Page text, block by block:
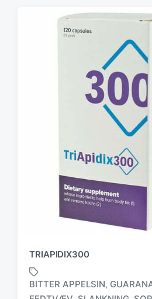
TRIAPIDIX300
BITTER APPELSIN,